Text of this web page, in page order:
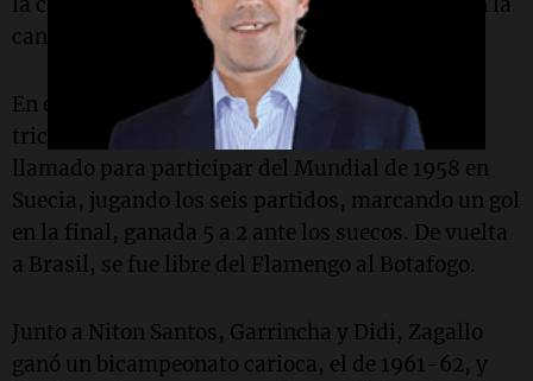
cancha.
En el Flamengo, Zagallo conquistó un
tricampeonato carioca, en 1953-54-55. Fue
llamado para participar del Mundial de 1958 en
Suecia, jugando los seis partidos, marcando un gol
en la final, ganada 5 a 2 ante los suecos. De vuelta
a Brasil, se fue libre del Flamengo al Botafogo.
Junto a Niton Santos, Garrincha y Didi, Zagallo
ganó un bicampeonato carioca, el de 1961-62, y